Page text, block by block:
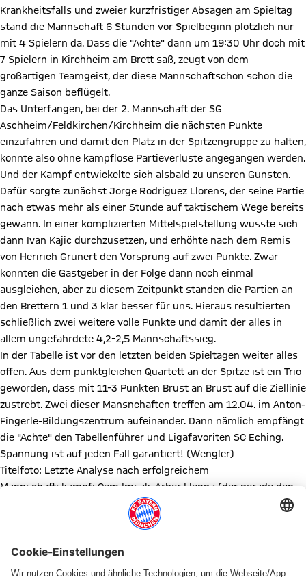
Krankheitsfalls und zweier kurzfristiger Absagen am Spieltag
stand die Mannschaft 6 Stunden vor Spielbeginn plötzlich nur
mit 4 Spielern da. Dass die "Achte" dann um 19:30 Uhr doch mit
7 Spielern in Kirchheim am Brett saß, zeugt von dem
großartigen Teamgeist, der diese Mannschaftschon schon die
ganze Saison beflügelt.
Das Unterfangen, bei der 2. Mannschaft der SG
Aschheim/Feldkirchen/Kirchheim die nächsten Punkte
einzufahren und damit den Platz in der Spitzengruppe zu halten,
konnte also ohne kampflose Partieverluste angegangen werden.
Und der Kampf entwickelte sich alsbald zu unseren Gunsten.
Dafür sorgte zunächst Jorge Rodriguez Llorens, der seine Partie
nach etwas mehr als einer Stunde auf taktischem Wege bereits
gewann. In einer komplizierten Mittelspielstellung wusste sich
dann Ivan Kajic durchzusetzen, und erhöhte nach dem Remis
von Heririch Grunert den Vorsprung auf zwei Punkte. Zwar
konnten die Gastgeber in der Folge dann noch einmal
ausgleichen, aber zu diesem Zeitpunkt standen die Partien an
den Brettern 1 und 3 klar besser für uns. Hieraus resultierten
schließlich zwei weitere volle Punkte und damit der alles in
allem ungefährdete 4,2-2,5 Mannschaftssieg.
In der Tabelle ist vor den letzten beiden Spieltagen weiter alles
offen. Aus dem punktgleichen Quartett an der Spitze ist ein Trio
geworden, dass mit 11-3 Punkten Brust an Brust auf die Ziellinie
zustrebt. Zwei dieser Mansnchaften treffen am 12.04. im Anton-
Fingerle-Bildungszentrum aufeinander. Dann nämlich empfängt
die "Achte" den Tabellenführer und Ligafavoriten SC Eching.
Spannung ist auf jeden Fall garantiert! (Wengler)
Titelfoto: Letzte Analyse nach erfolgreichem
Mannschaftskampf: Cem Imsak, Arber Llenga (der gerade den
Endstand besorgt hatte) und Ivan Kajic (v.l.n.r.) fummeln in der
weißen Bretthälfte noch in Arbers Endspiel herum
Brett Nr. SG Aschheim/F./K. 2